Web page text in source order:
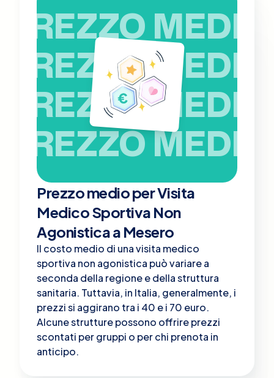
PREZZO MEDIO
PREZZO MEDIO
PREZZO MEDIO
PREZZO MEDIO
Prezzo medio per Visita
Medico Sportiva Non
Agonistica a Mesero
Il costo medio di una visita medico
sportiva non agonistica può variare a
seconda della regione e della struttura
sanitaria. Tuttavia, in Italia, generalmente, i
prezzi si aggirano tra i 40 e i 70 euro.
Alcune strutture possono offrire prezzi
scontati per gruppi o per chi prenota in
anticipo.